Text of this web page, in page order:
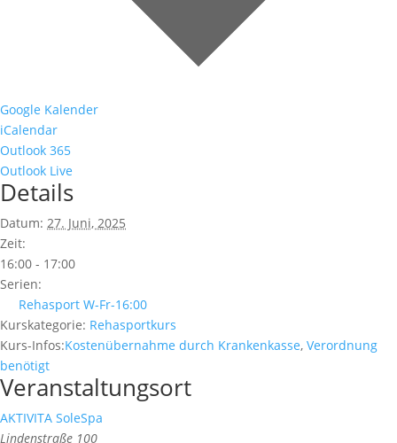
Google Kalender
iCalendar
Outlook 365
Outlook Live
Details
Datum: 27. Juni, 2025
Zeit:
16:00 - 17:00
Serien:
Rehasport W-Fr-16:00
Kurskategorie: Rehasportkurs
Kurs-Infos:Kostenübernahme durch Krankenkasse, Verordnung
benötigt
Veranstaltungsort
AKTIVITA SoleSpa
Lindenstraße 100